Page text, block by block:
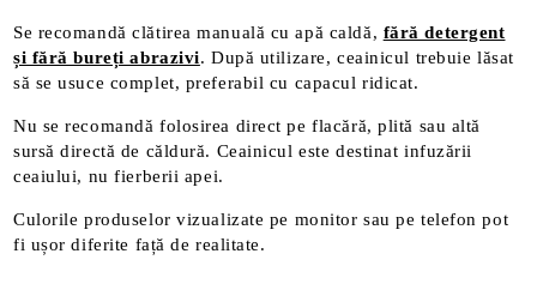
Se recomandă clătirea manuală cu apă caldă, fără detergent
și fără bureți abrazivi. După utilizare, ceainicul trebuie lăsat
să se usuce complet, preferabil cu capacul ridicat.
Nu se recomandă folosirea direct pe flacără, plită sau altă
sursă directă de căldură. Ceainicul este destinat infuzării
ceaiului, nu fierberii apei.
Culorile produselor vizualizate pe monitor sau pe telefon pot
fi ușor diferite față de realitate.